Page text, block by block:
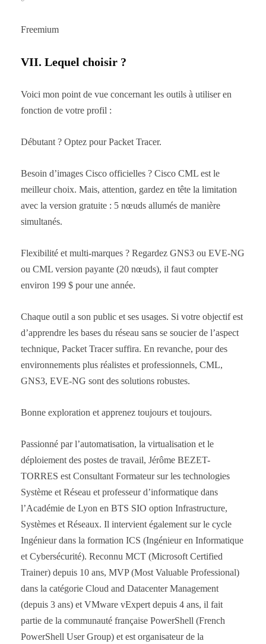
Freemium
VII. Lequel choisir ?
Voici mon point de vue concernant les outils à utiliser en
fonction de votre profil :
Débutant ? Optez pour Packet Tracer.
Besoin d’images Cisco officielles ? Cisco CML est le
meilleur choix. Mais, attention, gardez en tête la limitation
avec la version gratuite : 5 nœuds allumés de manière
simultanés.
Flexibilité et multi-marques ? Regardez GNS3 ou EVE-NG
ou CML version payante (20 nœuds), il faut compter
environ 199 $ pour une année.
Chaque outil a son public et ses usages. Si votre objectif est
d’apprendre les bases du réseau sans se soucier de l’aspect
technique, Packet Tracer suffira. En revanche, pour des
environnements plus réalistes et professionnels, CML,
GNS3, EVE-NG sont des solutions robustes.
Bonne exploration et apprenez toujours et toujours.
Passionné par l’automatisation, la virtualisation et le
déploiement des postes de travail, Jérôme BEZET-
TORRES est Consultant Formateur sur les technologies
Système et Réseau et professeur d’informatique dans
l’Académie de Lyon en BTS SIO option Infrastructure,
Systèmes et Réseaux. Il intervient également sur le cycle
Ingénieur dans la formation ICS (Ingénieur en Informatique
et Cybersécurité). Reconnu MCT (Microsoft Certified
Trainer) depuis 10 ans, MVP (Most Valuable Professional)
dans la catégorie Cloud and Datacenter Management
(depuis 3 ans) et VMware vExpert depuis 4 ans, il fait
partie de la communauté française PowerShell (French
PowerShell User Group) et est organisateur de la